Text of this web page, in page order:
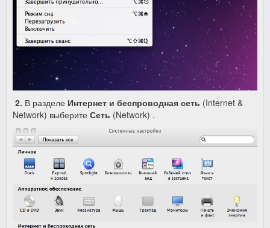
2. В разделе Интернет и беспроводная сеть (Internet &
Network) выберите Сеть (Network) .